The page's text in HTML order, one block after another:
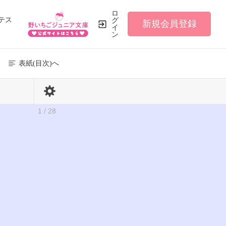
ス
ロ
グ
イ
ン
新規会員登録
表紙(目次)へ
1 / 28